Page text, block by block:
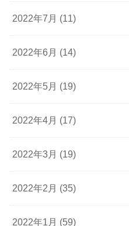
2022年7月 (11)
2022年6月 (14)
2022年5月 (19)
2022年4月 (17)
2022年3月 (19)
2022年2月 (35)
2022年1月 (59)